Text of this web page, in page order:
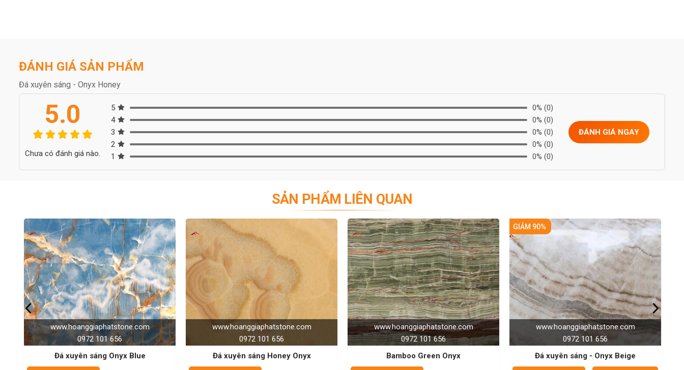
ĐÁNH GIÁ SẢN PHẨM
Đá xuyên sáng - Onyx Honey
5.0
Chưa có đánh giá nào.
5 0% (0)
4
0% (0)
3
0% (0)
2
0% (0)
1
0% (0)
ĐÁNH GIÁ NGAY
SẢN PHẨM LIÊN QUAN
www.hoanggiaphatstone.com
0972 101 656
Đá xuyên sáng Honey Onyx
www.hoanggiaphatstone.com
0972 101 656
Bamboo Green Onyx
www.hoanggiaphatstone.com
0972 101 656
GIẢM 90%
Đá xuyên sáng - Onyx Beige
www.hoanggiaphatstone.com
0972 101 656
Đá xuyên sáng - onyx trắng ngọc